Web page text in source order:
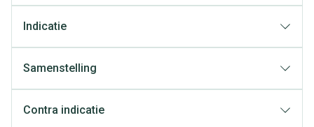
Indicatie
Samenstelling
Contra indicatie